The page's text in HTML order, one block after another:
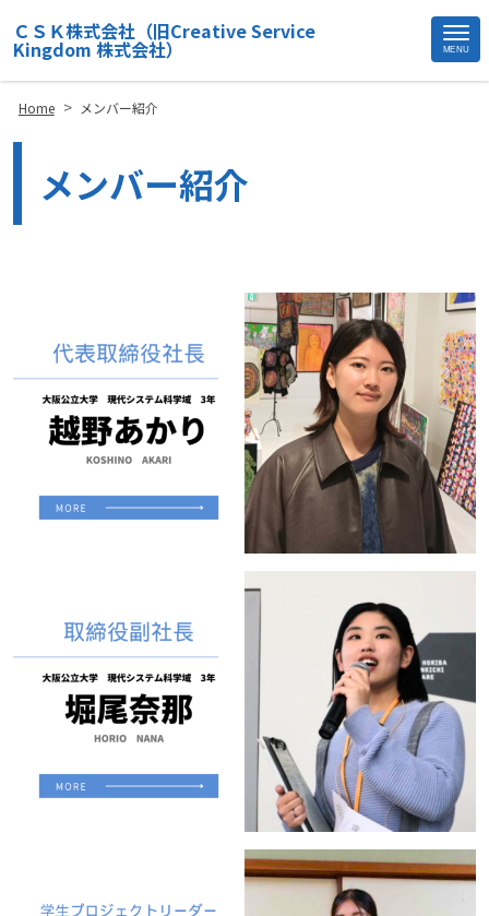
ＣＳＫ株式会社（旧Creative Service
Kingdom 株式会社） MENU
Home > メンバー紹介
メンバー紹介
Site
Footer